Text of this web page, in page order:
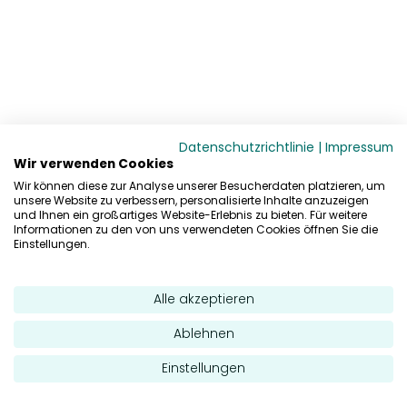
Datenschutzrichtlinie | Impressum
Wir verwenden Cookies
Wir können diese zur Analyse unserer Besucherdaten platzieren, um
unsere Website zu verbessern, personalisierte Inhalte anzuzeigen
und Ihnen ein großartiges Website-Erlebnis zu bieten. Für weitere
Informationen zu den von uns verwendeten Cookies öffnen Sie die
Einstellungen.
Alle akzeptieren
Ablehnen
Einstellungen